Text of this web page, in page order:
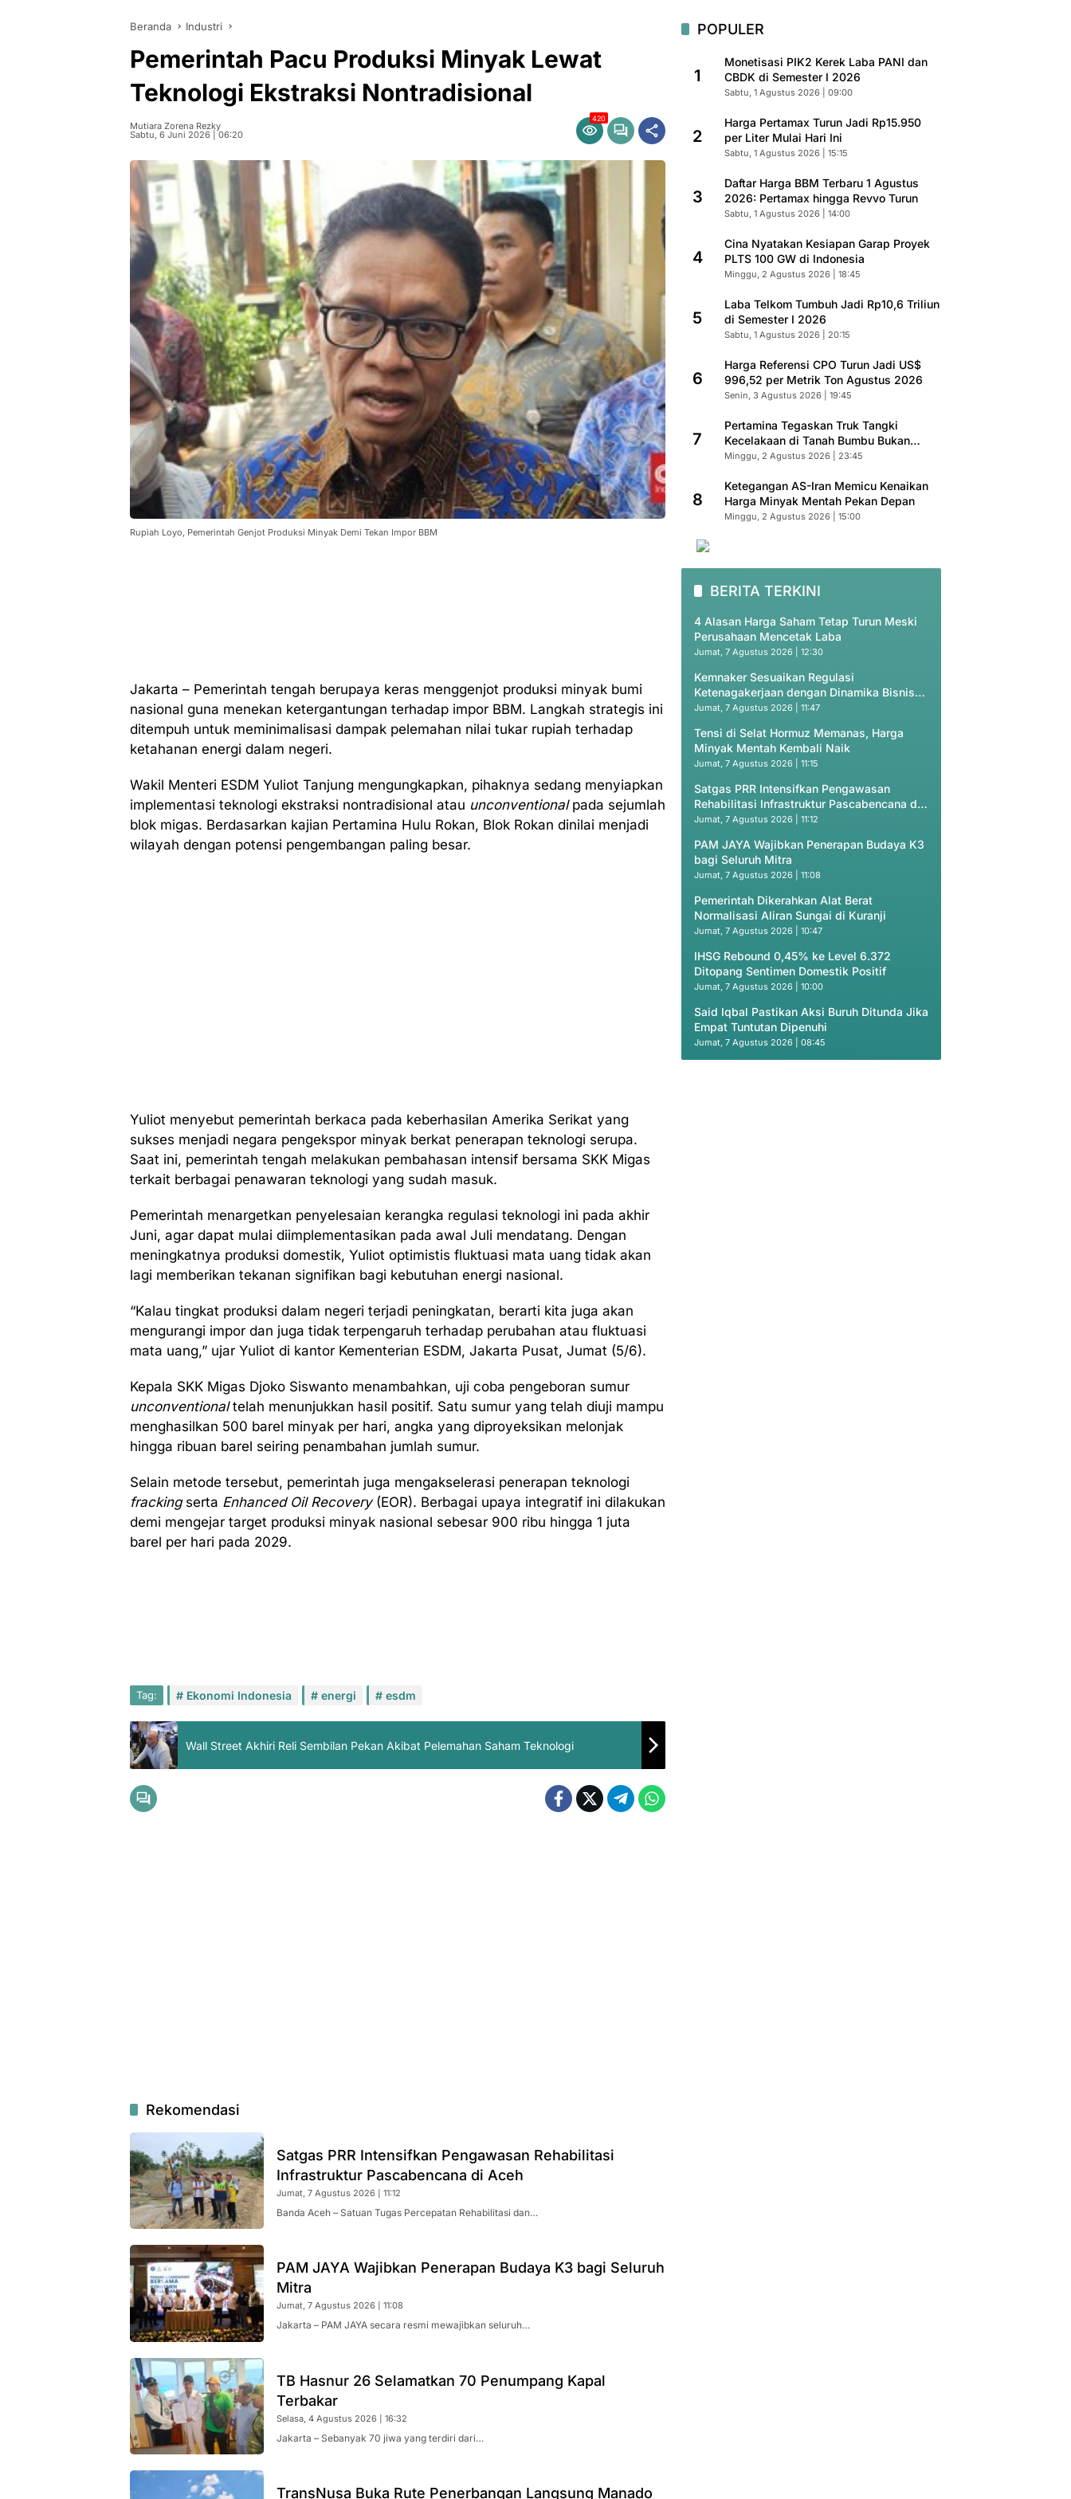
Beranda Industri
Pemerintah Pacu Produksi Minyak Lewat
Teknologi Ekstraksi Nontradisional
Mutiara Zorena Rezky
Sabtu, 6 Juni 2026 | 06:20
420
Rupiah Loyo, Pemerintah Genjot Produksi Minyak Demi Tekan Impor BBM
Jakarta – Pemerintah tengah berupaya keras menggenjot produksi minyak bumi
nasional guna menekan ketergantungan terhadap impor BBM. Langkah strategis ini
ditempuh untuk meminimalisasi dampak pelemahan nilai tukar rupiah terhadap
ketahanan energi dalam negeri.
Wakil Menteri ESDM Yuliot Tanjung mengungkapkan, pihaknya sedang menyiapkan
implementasi teknologi ekstraksi nontradisional atau unconventionalpada sejumlah
blok migas. Berdasarkan kajian Pertamina Hulu Rokan, Blok Rokan dinilai menjadi
wilayah dengan potensi pengembangan paling besar.
Yuliot menyebut pemerintah berkaca pada keberhasilan Amerika Serikat yang
sukses menjadi negara pengekspor minyak berkat penerapan teknologi serupa.
Saat ini, pemerintah tengah melakukan pembahasan intensif bersama SKK Migas
terkait berbagai penawaran teknologi yang sudah masuk.
Pemerintah menargetkan penyelesaian kerangka regulasi teknologi ini pada akhir
Juni, agar dapat mulai diimplementasikan pada awal Juli mendatang. Dengan
meningkatnya produksi domestik, Yuliot optimistis fluktuasi mata uang tidak akan
lagi memberikan tekanan signifikan bagi kebutuhan energi nasional.
“Kalau tingkat produksi dalam negeri terjadi peningkatan, berarti kita juga akan
mengurangi impor dan juga tidak terpengaruh terhadap perubahan atau fluktuasi
mata uang,” ujar Yuliot di kantor Kementerian ESDM, Jakarta Pusat, Jumat (5/6).
Kepala SKK Migas Djoko Siswanto menambahkan, uji coba pengeboran sumur
unconventionaltelah menunjukkan hasil positif. Satu sumur yang telah diuji mampu
menghasilkan 500 barel minyak per hari, angka yang diproyeksikan melonjak
hingga ribuan barel seiring penambahan jumlah sumur.
Selain metode tersebut, pemerintah juga mengakselerasi penerapan teknologi
frackingserta Enhanced Oil Recovery(EOR). Berbagai upaya integratif ini dilakukan
demi mengejar target produksi minyak nasional sebesar 900 ribu hingga 1 juta
barel per hari pada 2029.
Tag: Ekonomi Indonesia energi esdm
Wall Street Akhiri Reli Sembilan Pekan Akibat Pelemahan Saham Teknologi
Rekomendasi
Satgas PRR Intensifkan Pengawasan Rehabilitasi
Infrastruktur Pascabencana di Aceh
Jumat, 7 Agustus 2026 | 11:12
Banda Aceh – Satuan Tugas Percepatan Rehabilitasi dan…
PAM JAYA Wajibkan Penerapan Budaya K3 bagi Seluruh
Mitra
Jumat, 7 Agustus 2026 | 11:08
Jakarta – PAM JAYA secara resmi mewajibkan seluruh…
TB Hasnur 26 Selamatkan 70 Penumpang Kapal
Terbakar
Selasa, 4 Agustus 2026 | 16:32
Jakarta – Sebanyak 70 jiwa yang terdiri dari…
TransNusa Buka Rute Penerbangan Langsung Manado
POPULER
1
Monetisasi PIK2 Kerek Laba PANI dan
CBDK di Semester I 2026
Sabtu, 1 Agustus 2026 | 09:00
2
Harga Pertamax Turun Jadi Rp15.950
per Liter Mulai Hari Ini
Sabtu, 1 Agustus 2026 | 15:15
3
Daftar Harga BBM Terbaru 1 Agustus
2026: Pertamax hingga Revvo Turun
Sabtu, 1 Agustus 2026 | 14:00
4
Cina Nyatakan Kesiapan Garap Proyek
PLTS 100 GW di Indonesia
Minggu, 2 Agustus 2026 | 18:45
5
Laba Telkom Tumbuh Jadi Rp10,6 Triliun
di Semester I 2026
Sabtu, 1 Agustus 2026 | 20:15
6
Harga Referensi CPO Turun Jadi US$
996,52 per Metrik Ton Agustus 2026
Senin, 3 Agustus 2026 | 19:45
7
Pertamina Tegaskan Truk Tangki
Kecelakaan di Tanah Bumbu Bukan
Armada Resmi
Minggu, 2 Agustus 2026 | 23:45
8
Ketegangan AS-Iran Memicu Kenaikan
Harga Minyak Mentah Pekan Depan
Minggu, 2 Agustus 2026 | 15:00
BERITA TERKINI
4 Alasan Harga Saham Tetap Turun Meski
Perusahaan Mencetak Laba
Jumat, 7 Agustus 2026 | 12:30
Kemnaker Sesuaikan Regulasi
Ketenagakerjaan dengan Dinamika Bisnis
Modern
Jumat, 7 Agustus 2026 | 11:47
Tensi di Selat Hormuz Memanas, Harga
Minyak Mentah Kembali Naik
Jumat, 7 Agustus 2026 | 11:15
Satgas PRR Intensifkan Pengawasan
Rehabilitasi Infrastruktur Pascabencana di
Aceh
Jumat, 7 Agustus 2026 | 11:12
PAM JAYA Wajibkan Penerapan Budaya K3
bagi Seluruh Mitra
Jumat, 7 Agustus 2026 | 11:08
Pemerintah Dikerahkan Alat Berat
Normalisasi Aliran Sungai di Kuranji
Jumat, 7 Agustus 2026 | 10:47
IHSG Rebound 0,45% ke Level 6.372
Ditopang Sentimen Domestik Positif
Jumat, 7 Agustus 2026 | 10:00
Said Iqbal Pastikan Aksi Buruh Ditunda Jika
Empat Tuntutan Dipenuhi
Jumat, 7 Agustus 2026 | 08:45